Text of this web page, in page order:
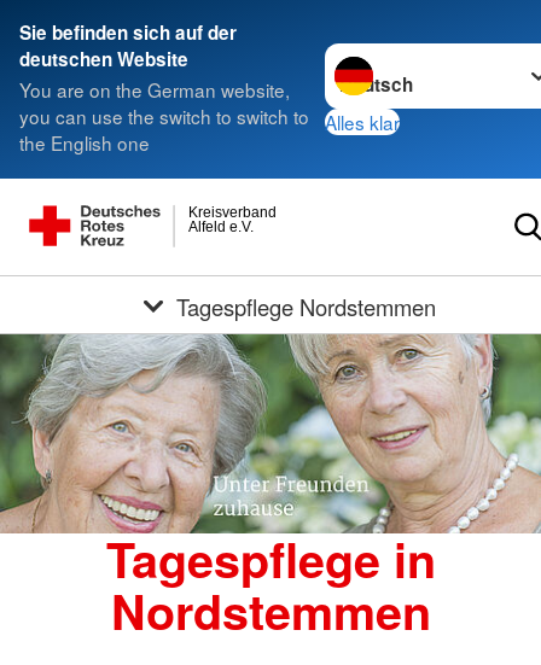
Sie befinden sich auf der
deutschen Website
You are on the German website,
you can use the switch to switch to
the English one
Sprache wechseln zu
Alles klar
Alfeld e.V.
Kreisverband
Tagespflege Nordstemmen
Tagespflege in
Nordstemmen